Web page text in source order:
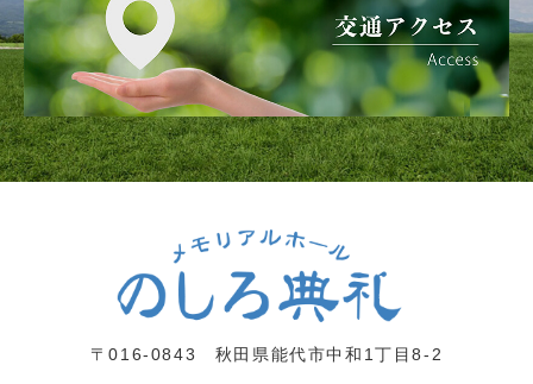
〒016-0843 秋田県能代市中和1丁目8-2